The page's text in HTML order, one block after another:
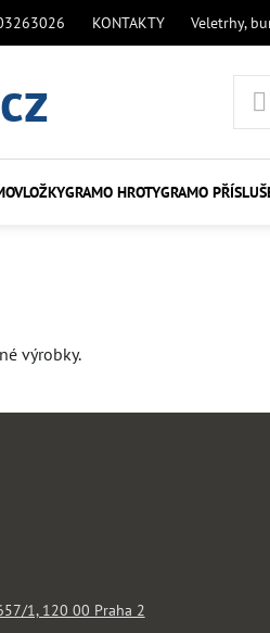
KONTAKTY Veletrhy,
GRAMO HROTYGRAMO
výrobky.
1, 120 00 Praha 2